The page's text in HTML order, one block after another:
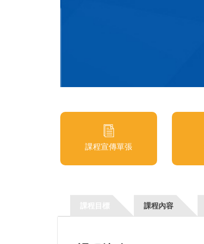
課程宣傳單張
課程內容